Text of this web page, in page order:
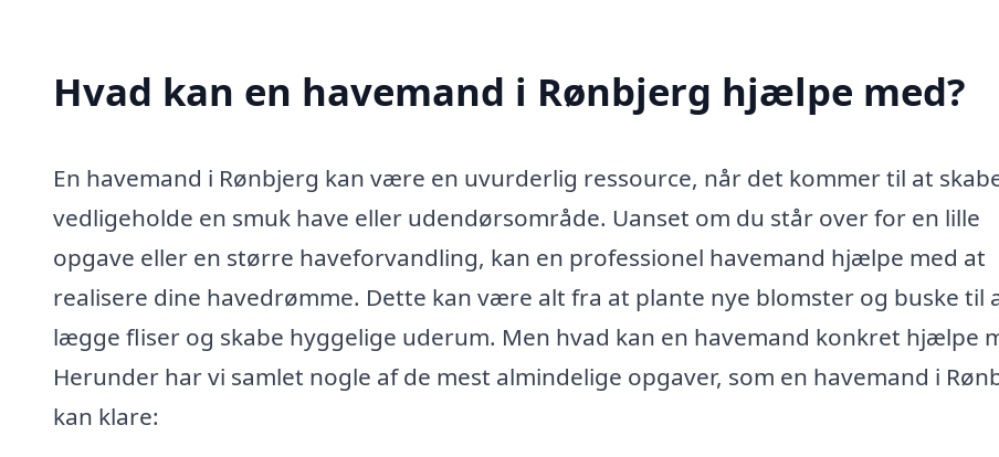
Hvad kan en havemand i Rønbjerg hjælpe med?
En havemand i Rønbjerg kan være en uvurderlig ressource, når det kommer til at
vedligeholde en smuk have eller udendørsområde. Uanset om du står over for en lille
opgave eller en større haveforvandling, kan en professionel havemand hjælpe med at
realisere dine havedrømme. Dette kan være alt fra at plante nye blomster og buske til
lægge fliser og skabe hyggelige uderum. Men hvad kan en havemand konkret hjælpe
Herunder har vi samlet nogle af de mest almindelige opgaver, som en havemand i
kan klare: